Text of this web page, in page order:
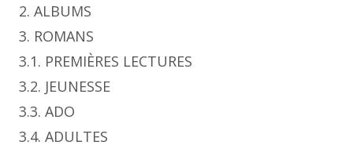
2. ALBUMS
3. ROMANS
3.1. PREMIÈRES LECTURES
3.2. JEUNESSE
3.3. ADO
3.4. ADULTES